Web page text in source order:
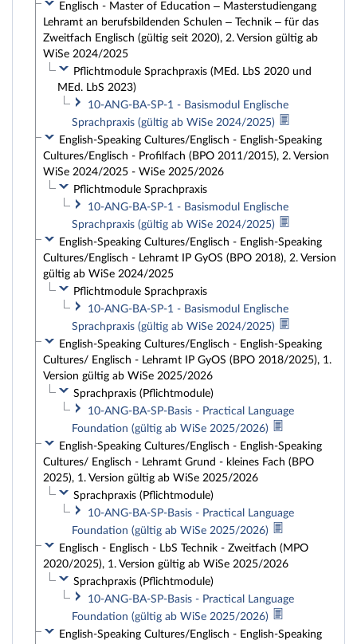
Englisch - Master of Education – Masterstudiengang
Lehramt an berufsbildenden Schulen – Technik – für das
Zweitfach Englisch (gültig seit 2020), 2. Version gültig ab
WiSe 2024/2025
Pflichtmodule Sprachpraxis (MEd. LbS 2020 und
MEd. LbS 2023)
10-ANG-BA-SP-1 - Basismodul Englische
Sprachpraxis (gültig ab WiSe 2024/2025)
English-Speaking Cultures/Englisch - English-Speaking
Cultures/Englisch - Profilfach (BPO 2011/2015), 2. Version
WiSe 2024/2025 - WiSe 2025/2026
Pflichtmodule Sprachpraxis
10-ANG-BA-SP-1 - Basismodul Englische
Sprachpraxis (gültig ab WiSe 2024/2025)
English-Speaking Cultures/Englisch - English-Speaking
Cultures/Englisch - Lehramt IP GyOS (BPO 2018), 2. Version
gültig ab WiSe 2024/2025
Pflichtmodule Sprachpraxis
10-ANG-BA-SP-1 - Basismodul Englische
Sprachpraxis (gültig ab WiSe 2024/2025)
English-Speaking Cultures/Englisch - English-Speaking
Cultures/ Englisch - Lehramt IP GyOS (BPO 2018/2025), 1.
Version gültig ab WiSe 2025/2026
Sprachpraxis (Pflichtmodule)
10-ANG-BA-SP-Basis - Practical Language
Foundation (gültig ab WiSe 2025/2026)
English-Speaking Cultures/Englisch - English-Speaking
Cultures/ Englisch - Lehramt Grund - kleines Fach (BPO
2025), 1. Version gültig ab WiSe 2025/2026
Sprachpraxis (Pflichtmodule)
10-ANG-BA-SP-Basis - Practical Language
Foundation (gültig ab WiSe 2025/2026)
Englisch - Englisch - LbS Technik - Zweitfach (MPO
2020/2025), 1. Version gültig ab WiSe 2025/2026
Sprachpraxis (Pflichtmodule)
10-ANG-BA-SP-Basis - Practical Language
Foundation (gültig ab WiSe 2025/2026)
English-Speaking Cultures/Englisch - English-Speaking